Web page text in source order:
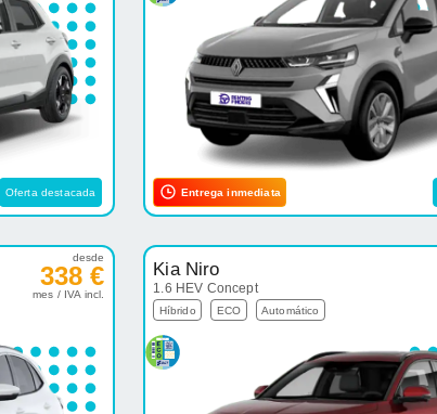
Oferta destacada Entrega inmediata
desde
338 €
mes / IVA incl.
Kia Niro
1.6 HEV Concept
Híbrido ECO Automático